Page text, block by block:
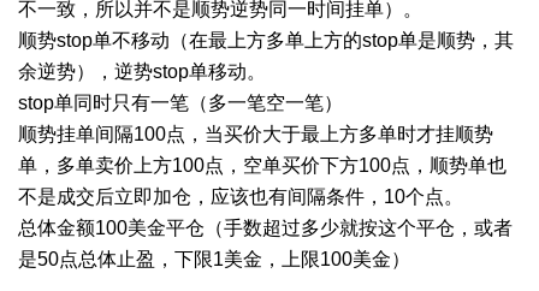
不一致，所以并不是顺势逆势同一时间挂单）。
顺势stop单不移动（在最上方多单上方的stop单是顺势，其
余逆势），逆势stop单移动。
stop单同时只有一笔（多一笔空一笔）
顺势挂单间隔100点，当买价大于最上方多单时才挂顺势
单，多单卖价上方100点，空单买价下方100点，顺势单也
不是成交后立即加仓，应该也有间隔条件，10个点。
总体金额100美金平仓（手数超过多少就按这个平仓，或者
是50点总体止盈，下限1美金，上限100美金）